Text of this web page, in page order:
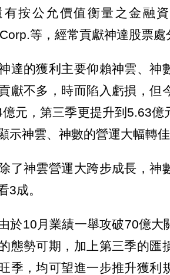
按公允價值衡量之金融
等，經常貢獻神達股票處
達的獲利主要仰賴神雲、神
獻不多，時而陷入虧損，但
元，第三季更提升到5.63億
示神雲、神數的營運大幅轉佳
了神雲營運大跨步成長，神
3成。
於10月業績一舉攻破70億
態勢可期，加上第三季的匯
季，均可望進一步推升獲利